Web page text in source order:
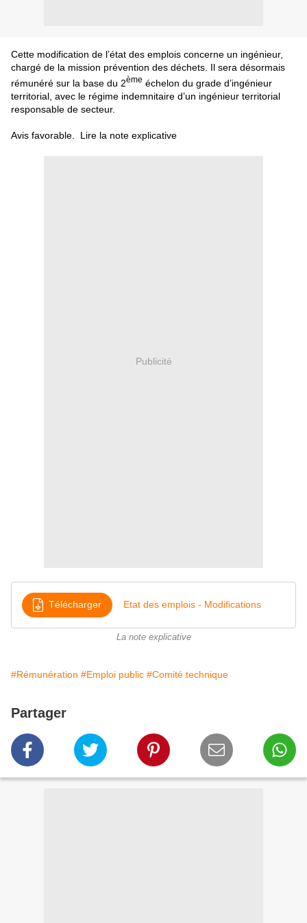
Cette modification de l’état des emplois concerne un ingénieur,
chargé de la mission prévention des déchets. Il sera désormais
rémunéré sur la base du 2ème échelon du grade d’ingénieur
territorial, avec le régime indemnitaire d’un ingénieur territorial
responsable de secteur.
Avis favorable. Lire la note explicative
Publicité
Télécharger Etat des emplois - Modifications
La note explicative
#Rémunération #Emploi public #Comité technique
Partager